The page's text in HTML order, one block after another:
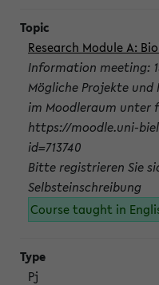
Research Module A:
Information meeting:
Mögliche Projekte und
im Moodleraum unter
https://moodle.uni-
id=713740
Bitte registrieren Sie
Selbsteinschreibung
Course taught in
Pj